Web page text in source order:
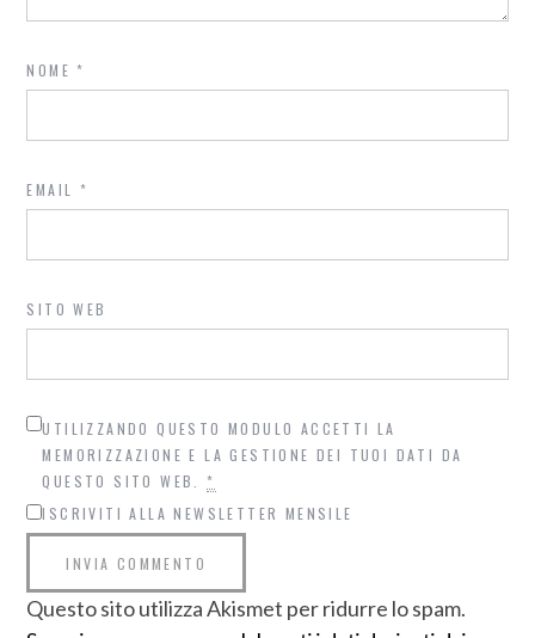
NOME*
EMAIL *
SITO WEB
UTILIZZANDO QUESTO MODULO ACCETTI LA
MEMORIZZAZIONE E LA GESTIONE DEI TUOI DATI DA
QUESTO SITO WEB.*
ISCRIVITI ALLA NEWSLETTER MENSILE
Questo sito utilizza Akismet per ridurre lo spam.